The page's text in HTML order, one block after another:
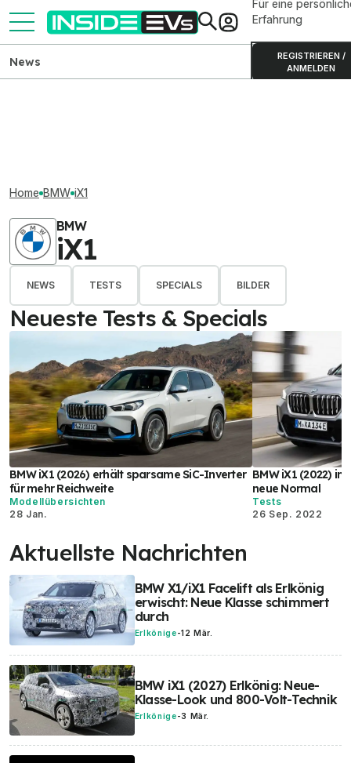
Für eine
Erfahrung
REGISTRIEREN /
ANMELDEN
News
Home BMW iX1
BMW
iX1
NEWS TESTS SPECIALS BILDER
Neueste Tests & Specials
BMW iX1 (2026) erhält sparsame SiC-Inverter
für mehr Reichweite
Modellübersichten
28 Jan.
BMW iX1 (2022)
neue Normal
Tests
26 Sep. 2022
Aktuellste Nachrichten
BMW X1/iX1 Facelift als Erlkönig
erwischt: Neue Klasse schimmert
durch
Erlkönige-12 Mär.
BMW iX1 (2027) Erlkönig: Neue-
Klasse-Look und 800-Volt-Technik
Erlkönige-3 Mär.